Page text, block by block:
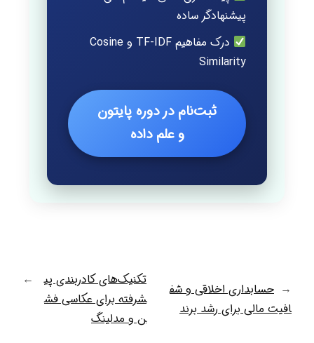
پیشنهادگر ساده
درک مفاهیم TF-IDF و Cosine
Similarity
ثبت‌نام در دوره پایتون
و علم داده
← حسابداری اخلاقی و شف
افیت مالی برای رشد برند
تکنیک‌های کادربندی پی
شرفته برای عکاسی فش
ن و مدلینگ
→